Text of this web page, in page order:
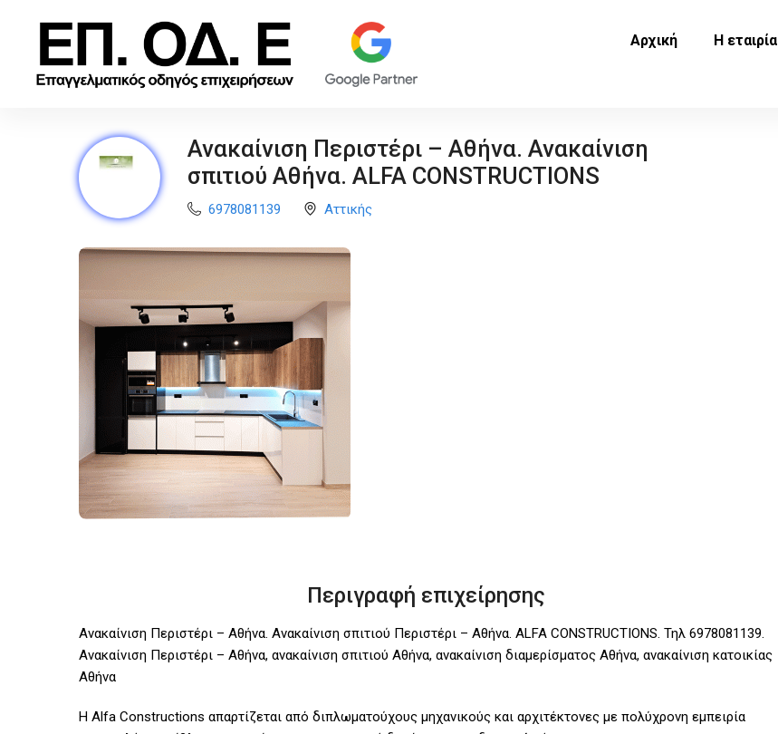
Αρχική Η εταιρία
Ανακαίνιση Περιστέρι – Αθήνα. Ανακαίνιση
σπιτιού Αθήνα. ALFA CONSTRUCTIONS
6978081139 Αττικής
Περιγραφή επιχείρησης
Ανακαίνιση Περιστέρι – Αθήνα. Ανακαίνιση σπιτιού Περιστέρι – Αθήνα. ALFA CONSTRUCTIONS. Τηλ 6978081139.
Ανακαίνιση Περιστέρι – Αθήνα, ανακαίνιση σπιτιού Αθήνα, ανακαίνιση διαμερίσματος Αθήνα, ανακαίνιση κατοικίας
Αθήνα
H Alfa Constructions απαρτίζεται από διπλωματούχους μηχανικούς και αρχιτέκτονες με πολύχρονη εμπειρία